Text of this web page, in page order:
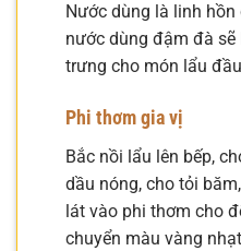
Nước dùng là linh
nước dùng đậm đà
trưng cho món lẩu
Phi thơm gia vị
Bắc nồi lẩu lên bếp,
dầu nóng, cho tỏi
lát vào phi thơm cho
chuyển màu vàng